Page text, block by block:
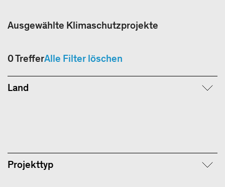
Ausgewählte Klimaschutzprojekte
0TrefferAlle Filter löschen
Land
Projekttyp